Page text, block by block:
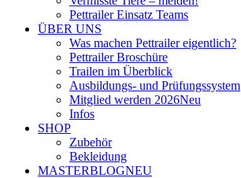
Pettrailer Einsatz Teams
ÜBER UNS
Was machen Pettrailer eigentlich?
Pettrailer Broschüre
Trailen im Überblick
Ausbildungs- und Prüfungssystem
Mitglied werden 2026Neu
Infos
SHOP
Zubehör
Bekleidung
MASTERBLOGNEU